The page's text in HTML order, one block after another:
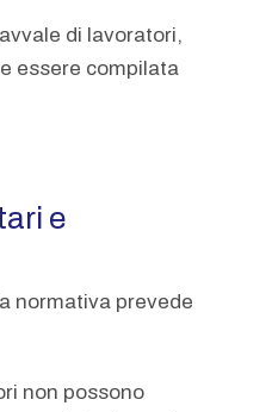
di lavoratori,
essere compilata
e
normativa prevede
non possono